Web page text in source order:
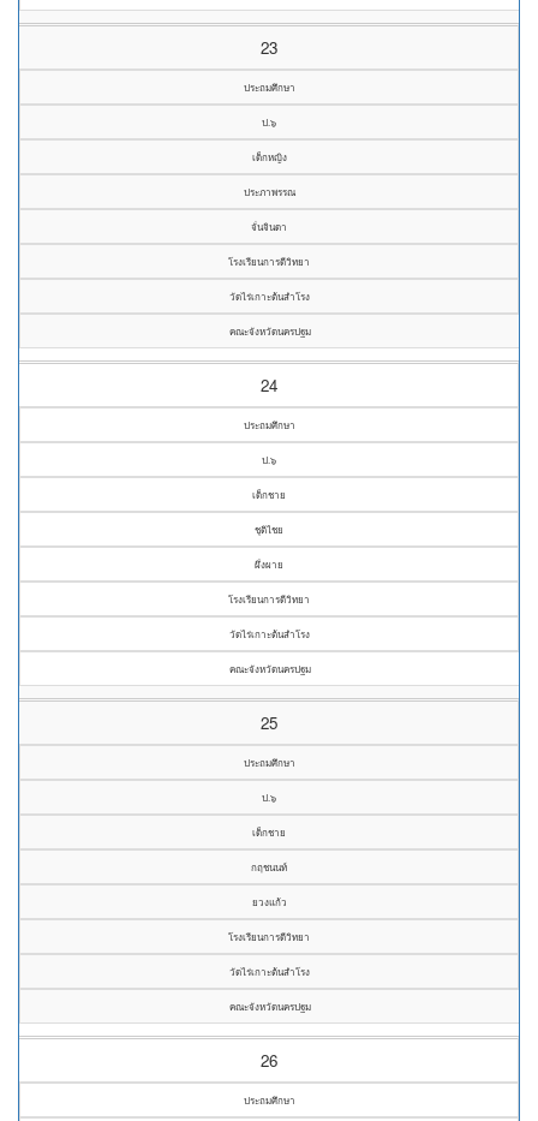
23
ประถมศึกษา
ป.๖
เด็กหญิง
ประภาพรรณ
จั่นจินดา
โรงเรียนการดีวิทยา
วัดไร่เกาะต้นสำโรง
คณะจังหวัดนครปฐม
24
ประถมศึกษา
ป.๖
เด็กชาย
ชุติไชย
ผึ่งผาย
โรงเรียนการดีวิทยา
วัดไร่เกาะต้นสำโรง
คณะจังหวัดนครปฐม
25
ประถมศึกษา
ป.๖
เด็กชาย
กฤชนนท์
ยวงแก้ว
โรงเรียนการดีวิทยา
วัดไร่เกาะต้นสำโรง
คณะจังหวัดนครปฐม
26
ประถมศึกษา